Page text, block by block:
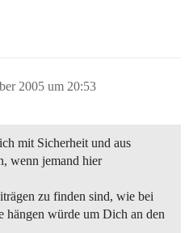
2005 um 20:53
mit Sicherheit und aus
wenn jemand hier
zu finden sind, wie bei
hängen würde um Dich an den